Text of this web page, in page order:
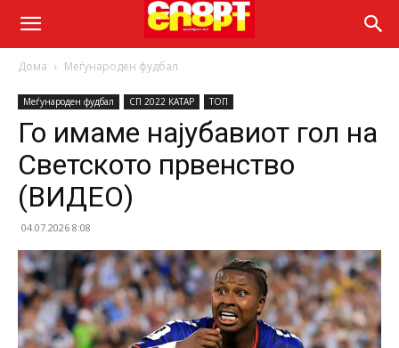
Дома Меѓународен фудбал
Меѓународен фудбал СП 2022 КАТАР ТОП
Го имаме најубавиот гол на
Светското првенство
(ВИДЕО)
04.07.2026 8:08